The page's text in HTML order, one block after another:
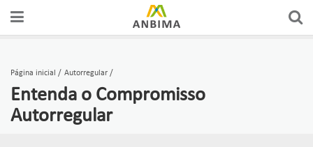
Página inicial Autorregular
Entenda o Compromisso
Autorregular